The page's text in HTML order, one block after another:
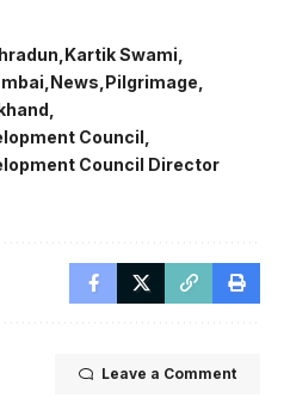
Kartik Swami
News Pilgrimage
Council
Council Director
Leave a Comment